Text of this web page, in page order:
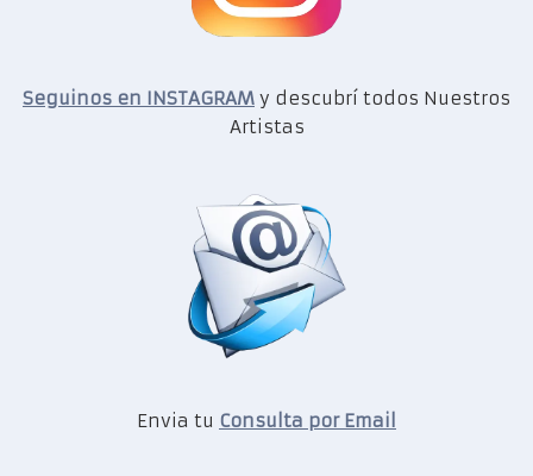
Seguinos en INSTAGRAM y descubrí todos Nuestros
Artistas
Envia tu Consulta por Email